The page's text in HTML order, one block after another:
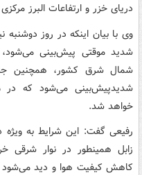
دریای خزر و ارتفاعات البرز
وی با بیان اینکه در روز دوشنبه
شدید موقتی پیش‌بینی می‌شود،
شمال شرق کشور، همچنین
شدیدپیش‌بینی می‌شود که
خواهد شد.
رفیعی گفت: این شرایط به
زابل همینطور در نوار شرقی
کاهش کیفیت هوا و دید می‌شود